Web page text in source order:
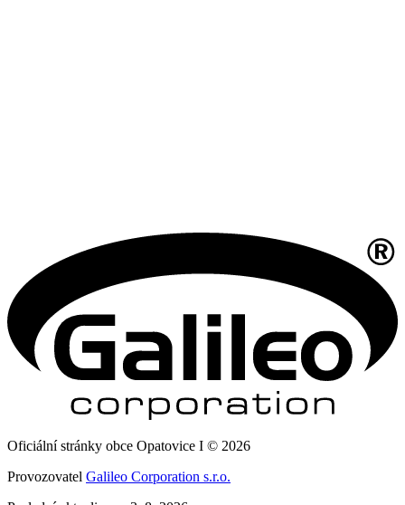
Oficiální stránky obce Opatovice I © 2026
Provozovatel Galileo Corporation s.r.o.